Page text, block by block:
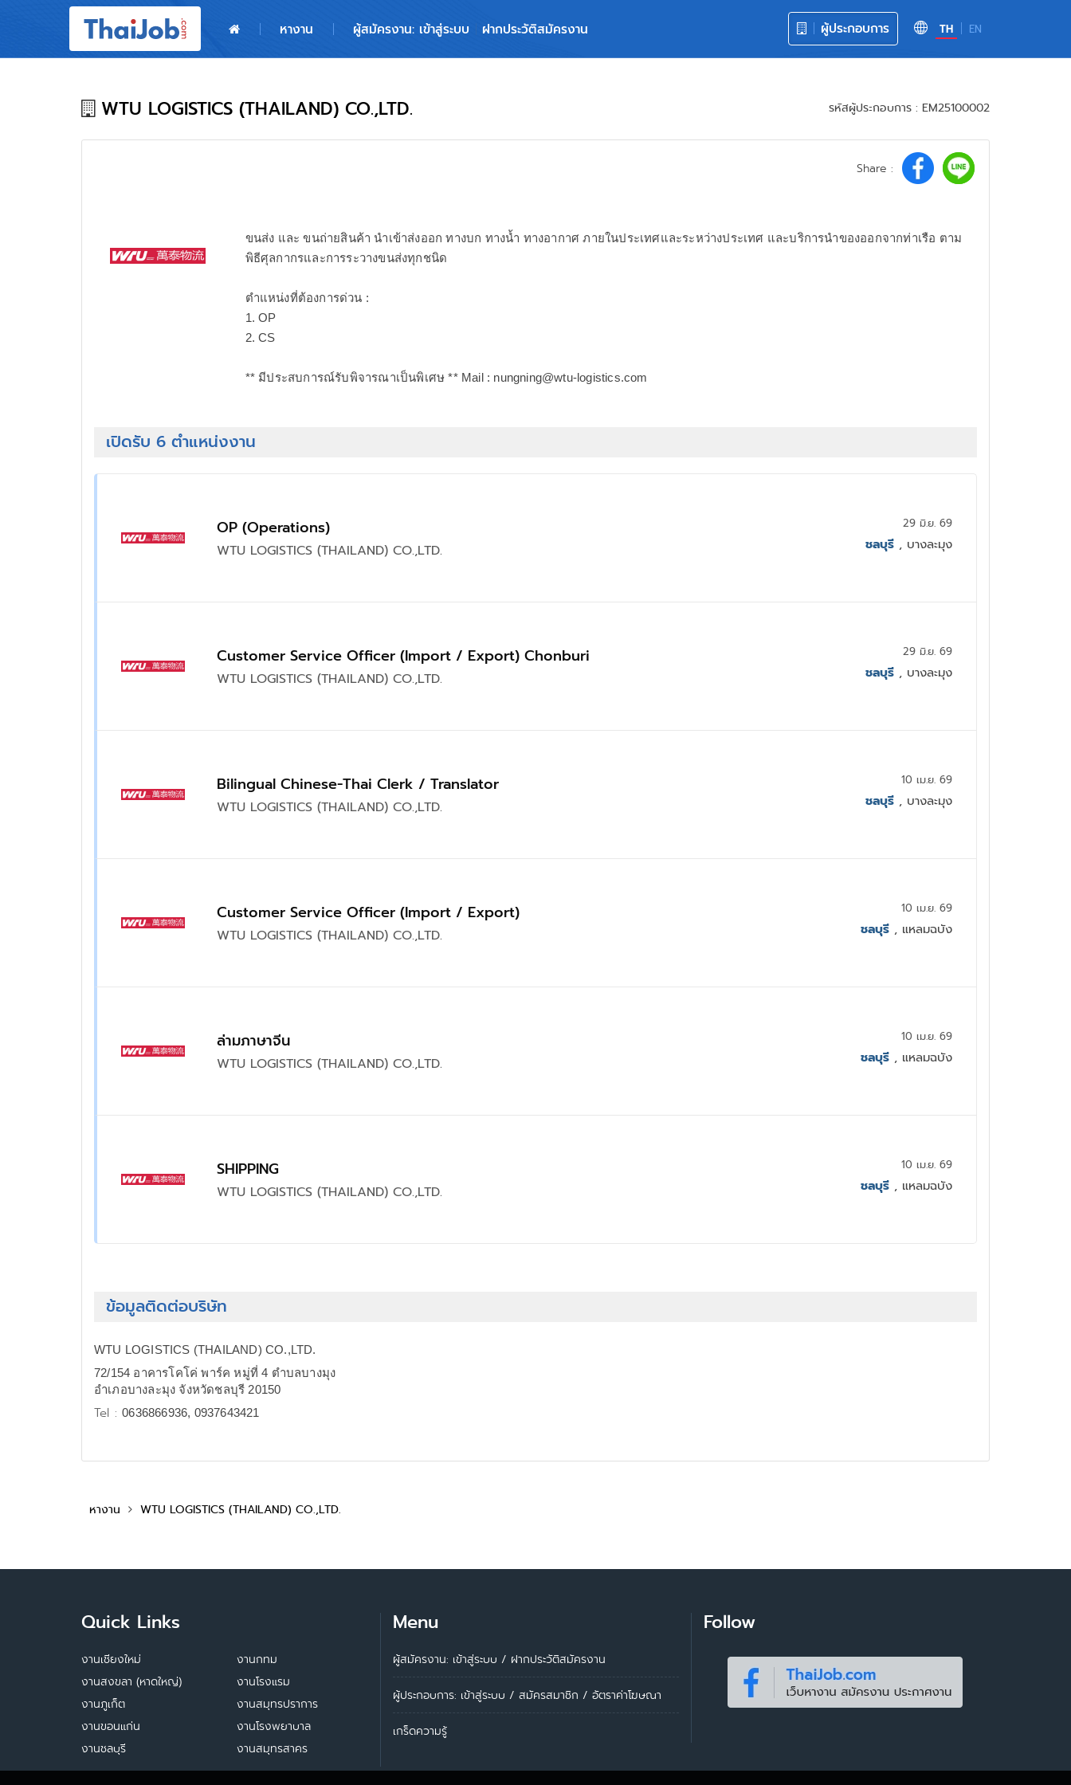
TH EN
ผู้ประกอบการ
หางาน ผู้สมัครงาน: เข้าสู่ระบบ ฝากประวัติสมัครงาน
ผู้สมัครงาน: เข้าสู่ระบบ
WTU LOGISTICS (THAILAND) CO.,LTD. รหัสผู้ประกอบการ : EM25100002
Share :
ขนส่ง และ ขนถ่ายสินค้า นำเข้าส่งออก ทางบก ทางน้ำ ทางอากาศ ภายในประเทศและระหว่างประเทศ และบริการนำของออกจากท่าเรือ ตาม
พิธีศุลกากรและการระวางขนส่งทุกชนิด
ตำแหน่งที่ต้องการด่วน :
1. OP
2. CS
** มีประสบการณ์รับพิจารณาเป็นพิเศษ ** Mail : nungning@wtu-logistics.com
เปิดรับ 6 ตำแหน่งงาน
OP (Operations)
WTU LOGISTICS (THAILAND) CO.,LTD.
29 มิ.ย. 69
ชลบุรี, บางละมุง
Customer Service Officer (Import / Export) Chonburi
WTU LOGISTICS (THAILAND) CO.,LTD.
29 มิ.ย. 69
ชลบุรี, บางละมุง
Bilingual Chinese-Thai Clerk / Translator
WTU LOGISTICS (THAILAND) CO.,LTD.
10 เม.ย. 69
ชลบุรี, บางละมุง
Customer Service Officer (Import / Export)
WTU LOGISTICS (THAILAND) CO.,LTD.
10 เม.ย. 69
ชลบุรี, แหลมฉบัง
ล่ามภาษาจีน
WTU LOGISTICS (THAILAND) CO.,LTD.
10 เม.ย. 69
ชลบุรี, แหลมฉบัง
SHIPPING
WTU LOGISTICS (THAILAND) CO.,LTD.
10 เม.ย. 69
ชลบุรี, แหลมฉบัง
ข้อมูลติดต่อบริษัท
WTU LOGISTICS (THAILAND) CO.,LTD.
72/154 อาคารโคโค่ พาร์ค หมู่ที่ 4 ตำบลบางมุง
อำเภอบางละมุง จังหวัดชลบุรี 20150
Tel :0636866936, 0937643421
หางาน WTU LOGISTICS (THAILAND) CO.,LTD.
Quick Links
งานเชียงใหม่
งานสงขลา (หาดใหญ่)
งานภูเก็ต
งานขอนแก่น
งานชลบุรี
งานกทม
งานโรงแรม
งานสมุทรปราการ
งานโรงพยาบาล
งานสมุทรสาคร
Menu
ผู้สมัครงาน: เข้าสู่ระบบ / ฝากประวัติสมัครงาน
ผู้ประกอบการ: เข้าสู่ระบบ / สมัครสมาชิก / อัตราค่าโฆษณา
เกร็ดความรู้
Follow